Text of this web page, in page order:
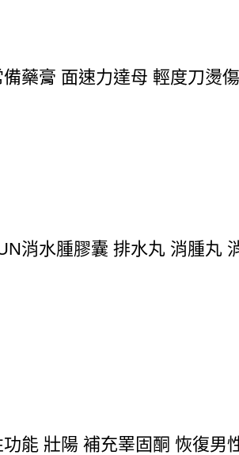
藥膏 面速力達母 輕度刀燙
消水腫膠囊 排水丸 消腫丸
能 壯陽 補充睪固酮 恢復男